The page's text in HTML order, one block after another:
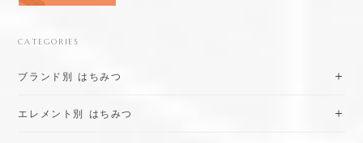
CATEGORIES
ブランド別 はちみつ
エレメント別 はちみつ